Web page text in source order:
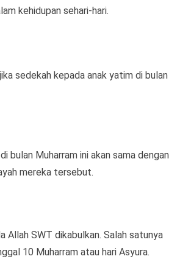
kehidupan sehari-hari.
sedekah kepada anak yatim di bulan
bulan Muharram ini akan sama dengan
mereka tersebut.
Allah SWT dikabulkan. Salah satunya
10 Muharram atau hari Asyura.